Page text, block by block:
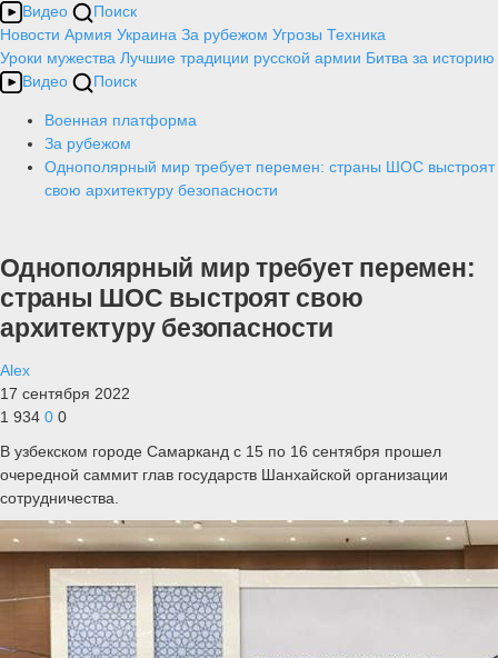
Видео
Поиск
Новости Армия Украина За рубежом Угрозы Техника
Уроки мужества Лучшие традиции русской армии Битва за историю
Видео
Поиск
Военная платформа
За рубежом
Однополярный мир требует перемен: страны ШОС выстроят
свою архитектуру безопасности
Однополярный мир требует перемен:
страны ШОС выстроят свою
архитектуру безопасности
Alex
17 сентября 2022
1 934 0 0
В узбекском городе Самарканд с 15 по 16 сентября прошел
очередной саммит глав государств Шанхайской организации
сотрудничества.